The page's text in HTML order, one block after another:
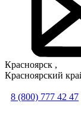
Красноярск ,
Красноярский
8 (800) 777 42 47